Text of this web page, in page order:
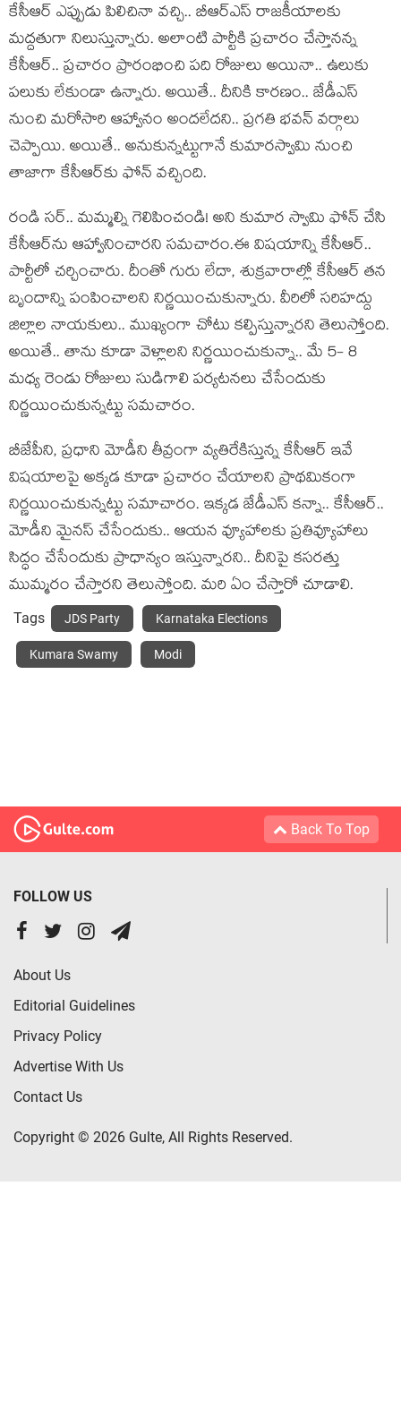
కేసీఆర్ ఎప్పుడు పిలిచినా వ‌చ్చి.. బీఆర్ఎస్ రాజ‌కీయాల‌కు
మ‌ద్ద‌తుగా నిలుస్తున్నారు. అలాంటి పార్టీకి ప్ర‌చారం చేస్తాన‌న్న
కేసీఆర్‌.. ప్ర‌చారం ప్రారంభించి ప‌ది రోజులు అయినా.. ఉలుకు
ప‌లుకు లేకుండా ఉన్నారు. అయితే.. దీనికి కార‌ణం.. జేడీఎస్
నుంచి మ‌రోసారి ఆహ్వానం అంద‌లేద‌ని.. ప్ర‌గ‌తి భ‌వ‌న్ వ‌ర్గాలు
చెప్పాయి. అయితే.. అనుకున్న‌ట్టుగానే కుమార‌స్వామి నుంచి
తాజాగా కేసీఆర్‌కు ఫోన్ వ‌చ్చింది.
రండి స‌ర్‌.. మ‌మ్మ‌ల్ని గెలిపించండి! అని కుమార స్వామి ఫోన్ చేసి
కేసీఆర్‌ను ఆహ్వానించార‌ని స‌మ‌చారం.ఈ విష‌యాన్ని కేసీఆర్‌..
పార్టీలో చ‌ర్చించారు. దీంతో గురు లేదా, శుక్ర‌వారాల్లో కేసీఆర్ త‌న
బృందాన్ని పంపించాల‌ని నిర్ణ‌యించుకున్నారు. వీరిలో స‌రిహ‌ద్దు
జిల్లాల నాయ‌కులు.. ముఖ్యంగా చోటు క‌ల్పిస్తున్నార‌ని తెలుస్తోంది.
అయితే.. తాను కూడా వెళ్లాల‌ని నిర్ణ‌యించుకున్నా.. మే 5- 8
మ‌ధ్య రెండు రోజులు సుడిగాలి ప‌ర్య‌ట‌న‌లు చేసేందుకు
నిర్ణ‌యించుకున్న‌ట్టు స‌మ‌చారం.
బీజేపీని, ప్ర‌ధాని మోడీని తీవ్రంగా వ్య‌తిరేకిస్తున్న కేసీఆర్ ఇవే
విష‌యాల‌పై అక్క‌డ కూడా ప్ర‌చారం చేయాల‌ని ప్రాథ‌మికంగా
నిర్ణ‌యించుకున్న‌ట్టు స‌మాచారం. ఇక్క‌డ జేడీఎస్ క‌న్నా.. కేసీఆర్‌..
మోడీని మైన‌స్ చేసేందుకు.. ఆయ‌న వ్యూహాల‌కు ప్ర‌తివ్యూహాలు
సిద్ధం చేసేందుకు ప్రాధాన్యం ఇస్తున్నార‌ని.. దీనిపై క‌స‌ర‌త్తు
ముమ్మ‌రం చేస్తారని తెలుస్తోంది. మ‌రి ఏం చేస్తారో చూడాలి.
Tags JDS Party Karnataka Elections
Kumara Swamy Modi
Back To Top
FOLLOW US
About Us
Editorial Guidelines
Privacy Policy
Advertise With Us
Contact Us
Copyright © 2026 Gulte, All Rights Reserved.